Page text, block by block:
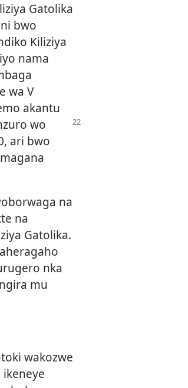
Gatolika
bwo
Kiliziya
nama
wa V
akantu
wo
ari bwo
na
na
Gatolika.
nka
mu
wakozwe